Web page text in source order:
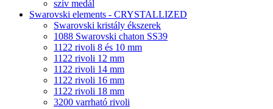
szív medál
Swarovski elements - CRYSTALLIZED
Swarovski kristály ékszerek
1088 Swarovski chaton SS39
1122 rivoli 8 és 10 mm
1122 rivoli 12 mm
1122 rivoli 14 mm
1122 rivoli 16 mm
1122 rivoli 18 mm
3200 varrható rivoli